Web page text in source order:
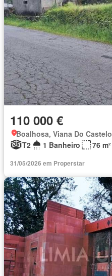
110 000 €
Boalhosa, Viana Do Castelo
T2
1 Banheiro 76 m²
31/05/2026 em Properstar